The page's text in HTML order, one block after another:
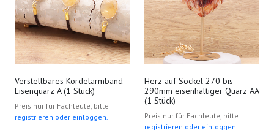
Verstellbares Kordelarmband
Eisenquarz A (1 Stück)
Preis nur für Fachleute, bitte
registrieren oder einloggen.
Herz auf Sockel 270 bis
290mm eisenhaltiger Quarz AA
(1 Stück)
Preis nur für Fachleute, bitte
registrieren oder einloggen.